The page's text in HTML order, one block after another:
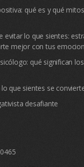
qué es y qué
evitar lo que sientes:
mejor con tus
qué significan
que sientes se
desafiante